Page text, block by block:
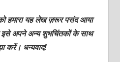
हमारा यह लेख ज़रूर पसंद आया
इसे अपने अन्य शुभचिंतकों के साथ
करें। धन्यवाद!